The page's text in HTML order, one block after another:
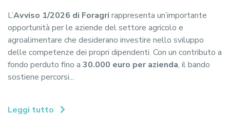
L’Avviso 1/2026 di Foragri rappresenta un’importante
opportunità per le aziende del settore agricolo e
agroalimentare che desiderano investire nello sviluppo
delle competenze dei propri dipendenti. Con un contributo a
fondo perduto fino a 30.000 euro per azienda, il bando
sostiene percorsi...
Leggi tutto